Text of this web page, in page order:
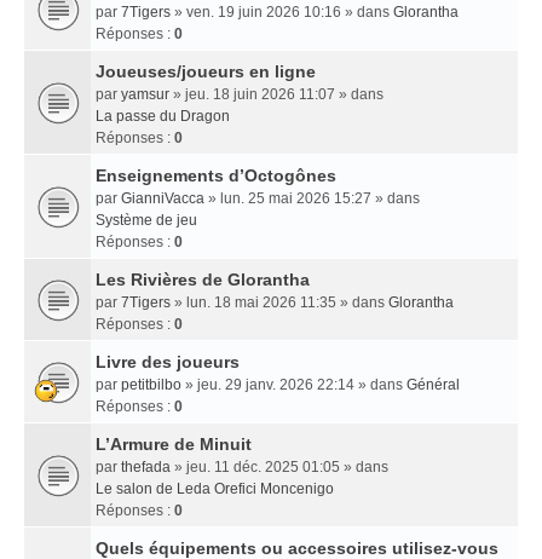
par 7Tigers » ven. 19 juin 2026 10:16 » dans Glorantha
Réponses : 0
Joueuses/joueurs en ligne
par yamsur » jeu. 18 juin 2026 11:07 » dans
La passe du Dragon
Réponses : 0
Enseignements dʼOctogônes
par GianniVacca » lun. 25 mai 2026 15:27 » dans
Système de jeu
Réponses : 0
Les Rivières de Glorantha
par 7Tigers » lun. 18 mai 2026 11:35 » dans Glorantha
Réponses : 0
Livre des joueurs
par petitbilbo » jeu. 29 janv. 2026 22:14 » dans Général
Réponses : 0
L’Armure de Minuit
par thefada » jeu. 11 déc. 2025 01:05 » dans
Le salon de Leda Orefici Moncenigo
Réponses : 0
Quels équipements ou accessoires utilisez-vous